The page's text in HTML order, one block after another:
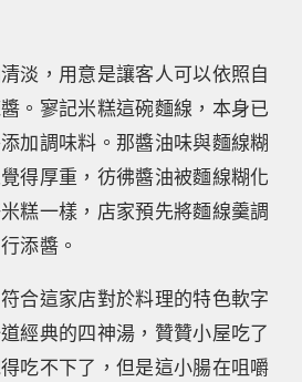
淡，用意是讓客人可以依照自
。寥記米糕這碗麵線，本身已
加調味料。那醬油味與麵線糊
得厚重，彷彿醬油被麵線糊化
糕一樣，店家預先將麵線羹調
添醬。
合這家店對於料理的特色軟字
經典的四神湯，贊贊小屋吃了
吃不下了，但是這小腸在咀嚼